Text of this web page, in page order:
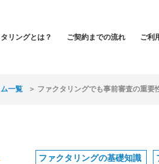
リングとは？ ご契約までの流れ ご利
一覧 ファクタリングでも事前審査の重
ファクタリングの基礎知識